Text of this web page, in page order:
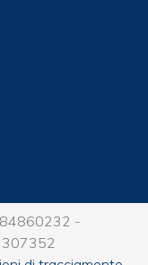
-
307352